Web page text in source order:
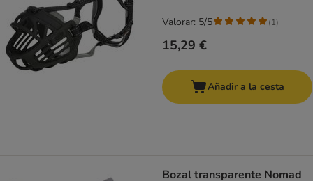
15,29 €
Valorar: 5/5 (1)
Añadir a la cesta
Bozal transparente Nomad